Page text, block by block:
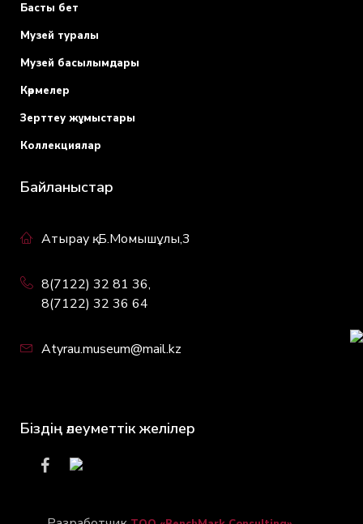
Басты бет
Музей туралы
Музей басылымдары
Көрмелер
Зерттеу жұмыстары
Коллекциялар
Байланыстар
Атырау қ. Б.Момышұлы,3
8(7122) 32 81 36,
8(7122) 32 36 64
Atyrau.museum@mail.kz
Біздің әлеуметтік желілер